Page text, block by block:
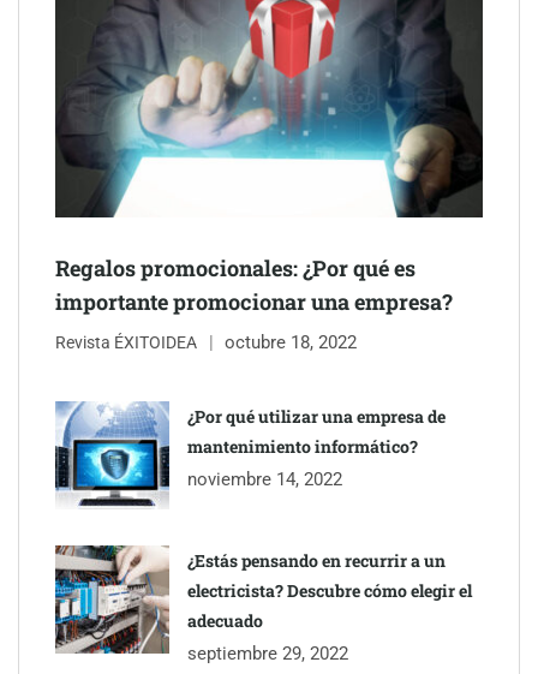
Última llamada: los destinos con las mayores caídas de precios
Regalos promocionales: ¿Por qué es
importante promocionar una empresa?
Revista ÉXITOIDEA octubre 18, 2022
¿Por qué utilizar una empresa de
mantenimiento informático?
noviembre 14, 2022
¿Estás pensando en recurrir a un
electricista? Descubre cómo elegir el
adecuado
septiembre 29, 2022